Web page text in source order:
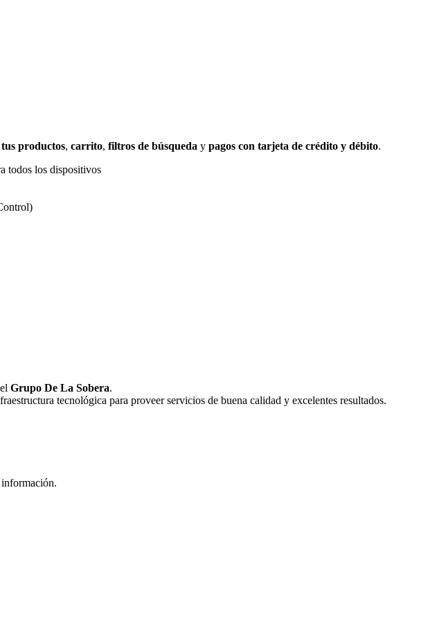
productos, carrito, filtros de búsqueda y pagos con tarjeta de crédito y débito.
todos los dispositivos
Grupo De La Sobera.
tecnológica para proveer servicios de buena calidad y excelentes resultados.
información.